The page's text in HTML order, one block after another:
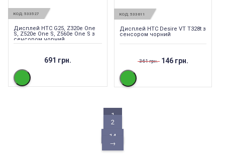
КОД: 533527
Дисплей HTC G25, Z320e One
S, Z520e One S, Z560e One S з
сенсором чорний
691 грн.
КОД: 533611
Дисплей HTC Desire VT T328t з
сенсором чорний
361 грн. 146 грн.
1
2
14
→